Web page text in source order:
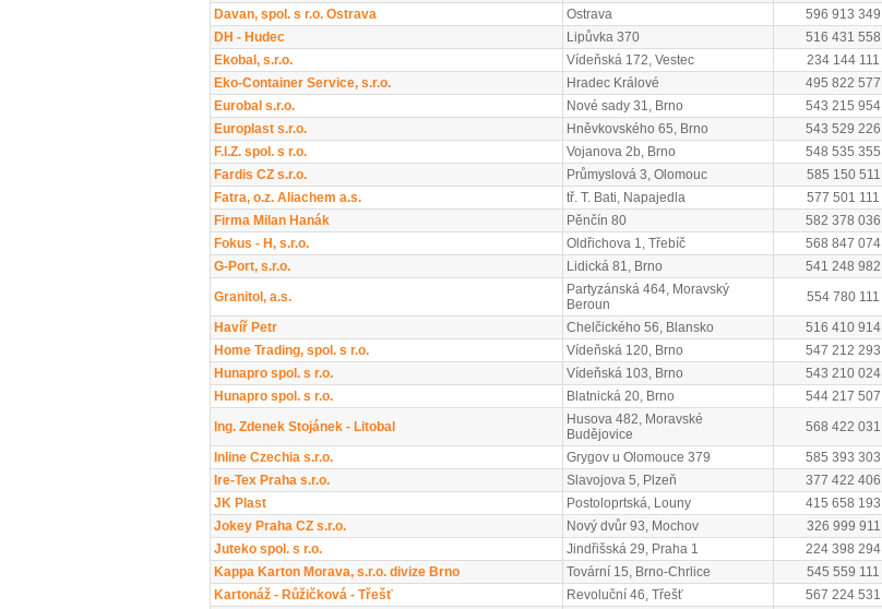
Davan, spol. s r.o. Ostrava
Ostrava
596 913 349
DH - Hudec
Lipůvka 370
516 431 558
Ekobal, s.r.o.
Vídeňská 172, Vestec
234 144 111
Eko-Container Service, s.r.o.
Hradec Králové
495 822 577
Eurobal s.r.o.
Nové sady 31, Brno
543 215 954
Europlast s.r.o.
Hněvkovského 65, Brno
543 529 226
F.I.Z. spol. s r.o.
Vojanova 2b, Brno
548 535 355
Fardis CZ s.r.o.
Průmyslová 3, Olomouc
585 150 511
Fatra, o.z. Aliachem a.s.
tř. T. Bati, Napajedla
577 501 111
Firma Milan Hanák
Pěnčín 80
582 378 036
Fokus - H, s.r.o.
Oldřichova 1, Třebíč
568 847 074
G-Port, s.r.o.
Lidická 81, Brno
541 248 982
Granitol, a.s.
Partyzánská 464, Moravský
Beroun
554 780 111
Havíř Petr
Chelčického 56, Blansko
516 410 914
Home Trading, spol. s r.o.
Vídeňská 120, Brno
547 212 293
Hunapro spol. s r.o.
Vídeňská 103, Brno
543 210 024
Hunapro spol. s r.o.
Blatnická 20, Brno
544 217 507
Ing. Zdenek Stojánek - Litobal
Husova 482, Moravské
Budějovice
568 422 031
Inline Czechia s.r.o.
Grygov u Olomouce 379
585 393 303
Ire-Tex Praha s.r.o.
Slavojova 5, Plzeň
377 422 406
JK Plast
Postoloprtská, Louny
415 658 193
Jokey Praha CZ s.r.o.
Nový dvůr 93, Mochov
326 999 911
Juteko spol. s r.o.
Jindřišská 29, Praha 1
224 398 294
Kappa Karton Morava, s.r.o. divize Brno
Tovární 15, Brno-Chrlice
545 559 111
Kartonáž - Růžičková - Třešť
Revoluční 46, Třešť
567 224 531